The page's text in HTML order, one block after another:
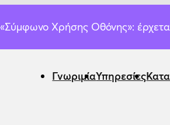
«Σύμφωνο Χρήσης Οθόνης»:
ΓνωριμίαΥπηρεσίες